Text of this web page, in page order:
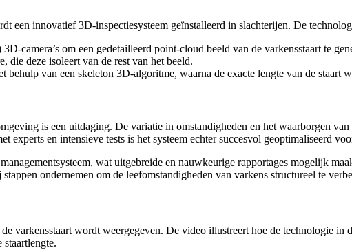
een innovatief 3D-inspectiesysteem geïnstalleerd in slachterijen. De
camera’s om een gedetailleerd point-cloud beeld van de varkensstaart te
die deze isoleert van de rest van het beeld.
behulp van een skeleton 3D-algoritme, waarna de exacte lengte van de staart
is een uitdaging. De variatie in omstandigheden en het waarborgen
experts en intensieve tests is het systeem echter succesvol geoptimaliseerd
wat uitgebreide en nauwkeurige rapportages mogelijk
ondernemen om de leefomstandigheden van varkens structureel te
varkensstaart wordt weergegeven. De video illustreert hoe de technologie